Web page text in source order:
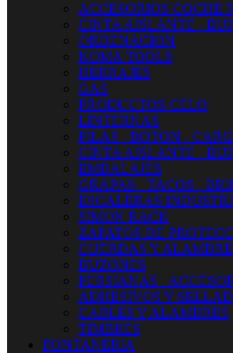
ACCESORIOS
CINTA AISLANTE -
ORDENACION
KOMA TOOLS
HERRAJES
GAS
PRODUCTOS CELO
LINTERNAS
PILAS - BOTON -
CINTA AISLANTE -
EMBALAJES
GRAPAS - TACOS -
ESCALERAS
SIMON RACK
ZAPATOS DE
CUERDAS Y
BUZONES
PERSIANAS -
ADHESIVOS Y
CABLES Y ALAMBRES
TIMBRES
FONTANERIA